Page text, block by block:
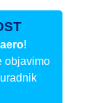
aero!
objavimo